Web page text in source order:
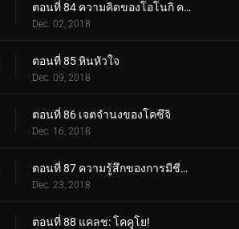
ตอนที่ 84 ความคิดของโอโนกิ ความคิดของคู
Dec. 02, 2018
ตอนที่ 85 หินหัวใจ
Dec. 09, 2018
ตอนที่ 86 เจตจำนงของโคซึจิ
Dec. 16, 2018
ตอนที่ 87 ความรู้สึกของการมีชีวิต
Dec. 23, 2018
ตอนที่ 88 แคลช: โคคูโย!